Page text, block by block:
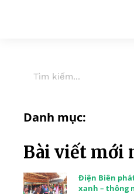
Danh mục:
Bài viết mới
Điện Biên
xanh – thông